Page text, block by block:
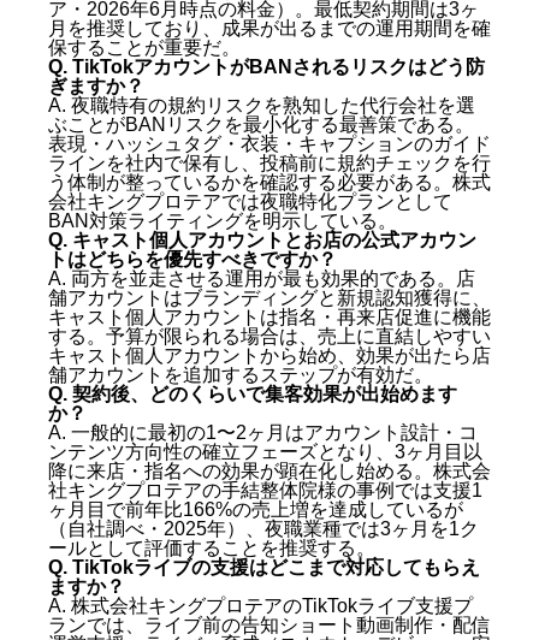
ア・2026年6月時点の料金）。最低契約期間は3ヶ
月を推奨しており、成果が出るまでの運用期間を確
保することが重要だ。
Q. TikTokアカウントがBANされるリスクはどう防
ぎますか？
A. 夜職特有の規約リスクを熟知した代行会社を選
ぶことがBANリスクを最小化する最善策である。
表現・ハッシュタグ・衣装・キャプションのガイド
ラインを社内で保有し、投稿前に規約チェックを行
う体制が整っているかを確認する必要がある。株式
会社キングプロテアでは夜職特化プランとして
BAN対策ライティングを明示している。
Q. キャスト個人アカウントとお店の公式アカウン
トはどちらを優先すべきですか？
A. 両方を並走させる運用が最も効果的である。店
舗アカウントはブランディングと新規認知獲得に、
キャスト個人アカウントは指名・再来店促進に機能
する。予算が限られる場合は、売上に直結しやすい
キャスト個人アカウントから始め、効果が出たら店
舗アカウントを追加するステップが有効だ。
Q. 契約後、どのくらいで集客効果が出始めます
か？
A. 一般的に最初の1〜2ヶ月はアカウント設計・コ
ンテンツ方向性の確立フェーズとなり、3ヶ月目以
降に来店・指名への効果が顕在化し始める。株式会
社キングプロテアの手結整体院様の事例では支援1
ヶ月目で前年比166%の売上増を達成しているが
（自社調べ・2025年）、夜職業種では3ヶ月を1ク
ールとして評価することを推奨する。
Q. TikTokライブの支援はどこまで対応してもらえ
ますか？
A. 株式会社キングプロテアのTikTokライブ支援プ
ランでは、ライブ前の告知ショート動画制作・配信